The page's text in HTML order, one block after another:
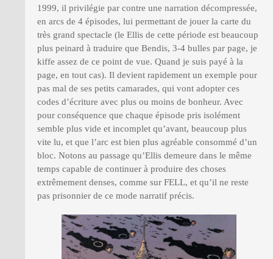
1999, il privilégie par contre une narration décompressée,
en arcs de 4 épisodes, lui permettant de jouer la carte du
très grand spectacle (le Ellis de cette période est beaucoup
plus peinard à traduire que Bendis, 3-4 bulles par page, je
kiffe assez de ce point de vue. Quand je suis payé à la
page, en tout cas). Il devient rapidement un exemple pour
pas mal de ses petits camarades, qui vont adopter ces
codes d’écriture avec plus ou moins de bonheur. Avec
pour conséquence que chaque épisode pris isolément
semble plus vide et incomplet qu’avant, beaucoup plus
vite lu, et que l’arc est bien plus agréable consommé d’un
bloc. Notons au passage qu’Ellis demeure dans le même
temps capable de continuer à produire des choses
extrêmement denses, comme sur FELL, et qu’il ne reste
pas prisonnier de ce mode narratif précis.